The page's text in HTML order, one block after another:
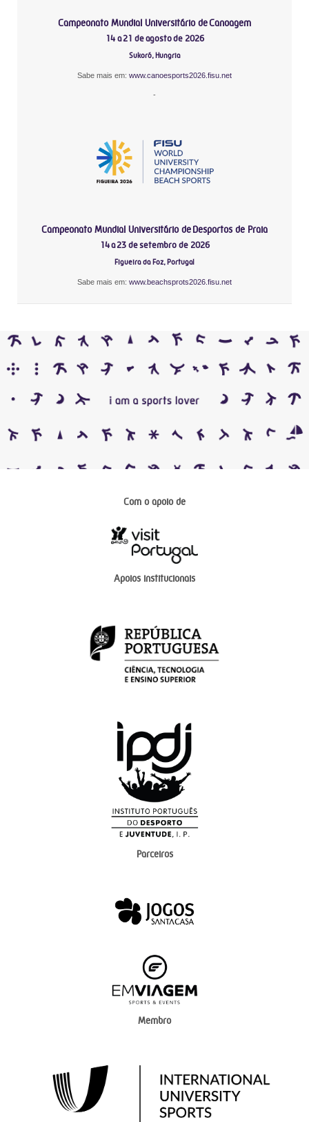
Campeonato Mundial Universitário de Canoagem
14 a 21 de agosto de 2026
Sukoró, Hungria
Sabe mais em: www.canoesports2026.fisu.net
-
Campeonato Mundial Universitário de Desportos de Praia
14 a 23 de setembro de 2026
Figueira da Foz, Portugal
Sabe mais em: www.beachsprots2026.fisu.net
Com o apoio de
Apoios institucionais
Parceiros
Membro